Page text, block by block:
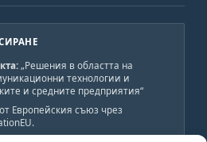
„Решения в областта на
технологии и
и средните предприятия“
Европейския съюз чрез